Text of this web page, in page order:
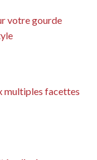
votre gourde
multiples facettes